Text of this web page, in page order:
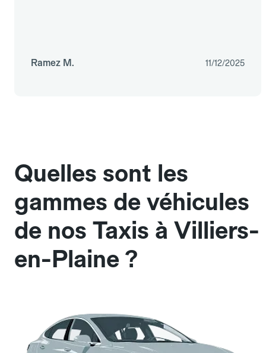
Ramez M. 11/12/2025
Quelles sont les
gammes de véhicules
de nos Taxis à Villiers-
en-Plaine ?